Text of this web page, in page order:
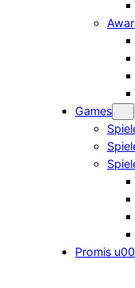
Games
Promis